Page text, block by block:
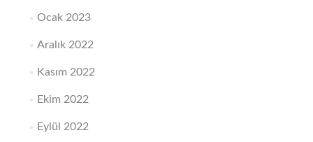
Ocak 2023
Aralık 2022
Kasım 2022
Ekim 2022
Eylül 2022